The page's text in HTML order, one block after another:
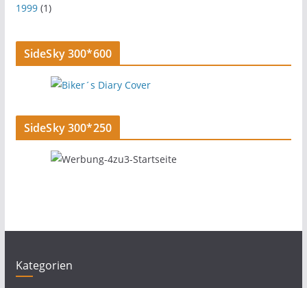
1999(1)
SideSky 300*600
SideSky 300*250
Kategorien